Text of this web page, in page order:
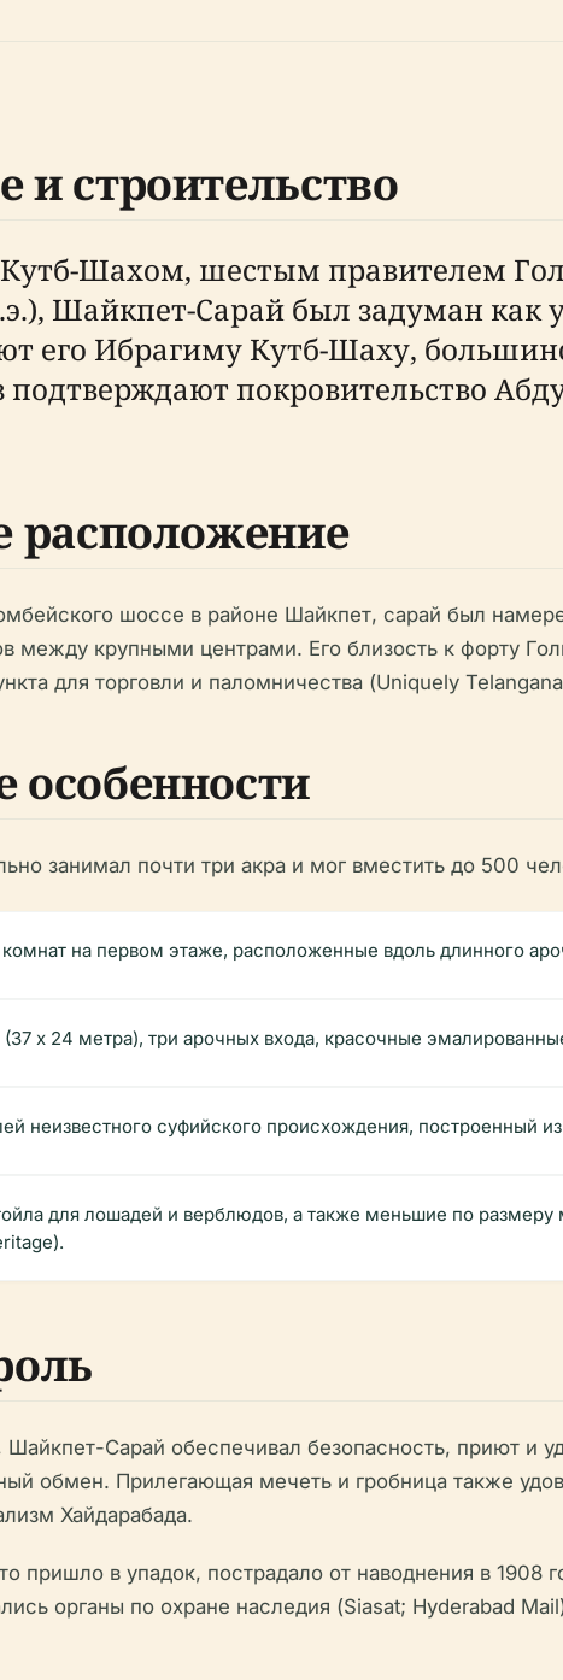
строительство
Шахом, шестым правителем
Шайкпет-Сарай был задуман как
его Ибрагиму Кутб-Шаху,
покровительство
расположение
шоссе в районе Шайкпет, сарай был
между крупными центрами. Его близость к форту
для торговли и паломничества (Uniquely
особенности
занимал почти три акра и мог вместить до 500
на первом этаже, расположенные вдоль длинного
х 24 метра), три арочных входа, красочные
неизвестного суфийского происхождения, построенный из
для лошадей и верблюдов, а также меньшие по
Шайкпет-Сарай обеспечивал безопасность, приют и
обмен. Прилегающая мечеть и гробница также
Хайдарабада.
пришло в упадок, пострадало от наводнения в 1908
органы по охране наследия (Siasat; Hyderabad